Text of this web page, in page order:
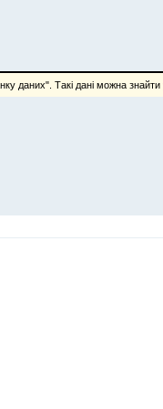
даних". Такі дані можна знайти